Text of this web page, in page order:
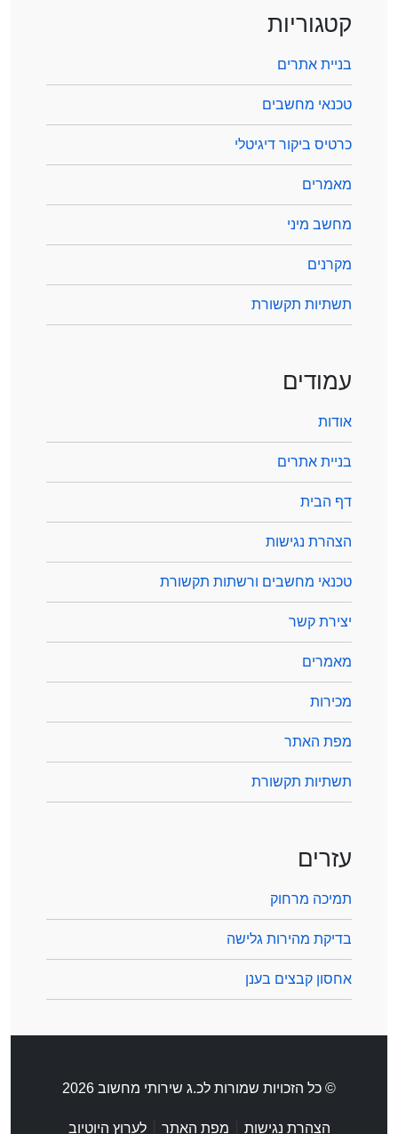
קטגוריות
בניית אתרים
טכנאי מחשבים
כרטיס ביקור דיגיטלי
מאמרים
מחשב מיני
מקרנים
תשתיות תקשורת
עמודים
אודות
בניית אתרים
דף הבית
הצהרת נגישות
טכנאי מחשבים ורשתות תקשורת
יצירת קשר
מאמרים
מכירות
מפת האתר
תשתיות תקשורת
עזרים
תמיכה מרחוק
בדיקת מהירות גלישה
אחסון קבצים בענן
© כל הזכויות שמורות לכ.ג שירותי מחשוב 2026
הצהרת נגישות מפת האתר |לערוץ היוטיוב